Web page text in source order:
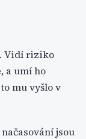
Vidí riziko
a umí ho
mu vyšlo v
jsou